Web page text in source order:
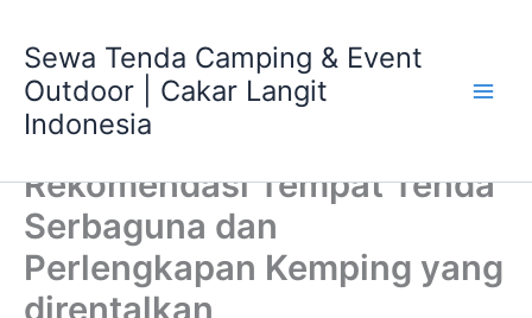
content
Sewa Tenda Camping & Event
Outdoor | Cakar Langit
Indonesia
Rekomendasi Tempat Tenda
Serbaguna dan
Perlengkapan Kemping yang
direntalkan